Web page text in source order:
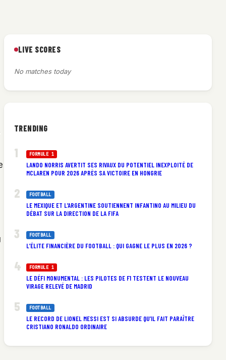
LIVE SCORES
No matches today
TRENDING
FORMULE 1
LANDO NORRIS AVERTIT SES RIVAUX DU POTENTIEL INEXPLOITÉ DE
MCLAREN POUR 2026 APRÈS SA VICTOIRE EN HONGRIE
FOOTBALL
LE MEXIQUE ET L’ARGENTINE SOUTIENNENT INFANTINO AU MILIEU DU
DÉBAT SUR LA DIRECTION DE LA FIFA
FOOTBALL
L’ÉLITE FINANCIÈRE DU FOOTBALL : QUI GAGNE LE PLUS EN 2026 ?
FORMULE 1
LE DÉFI MONUMENTAL : LES PILOTES DE F1 TESTENT LE NOUVEAU
VIRAGE RELEVÉ DE MADRID
FOOTBALL
LE RECORD DE LIONEL MESSI EST SI ABSURDE QU’IL FAIT PARAÎTRE
CRISTIANO RONALDO ORDINAIRE